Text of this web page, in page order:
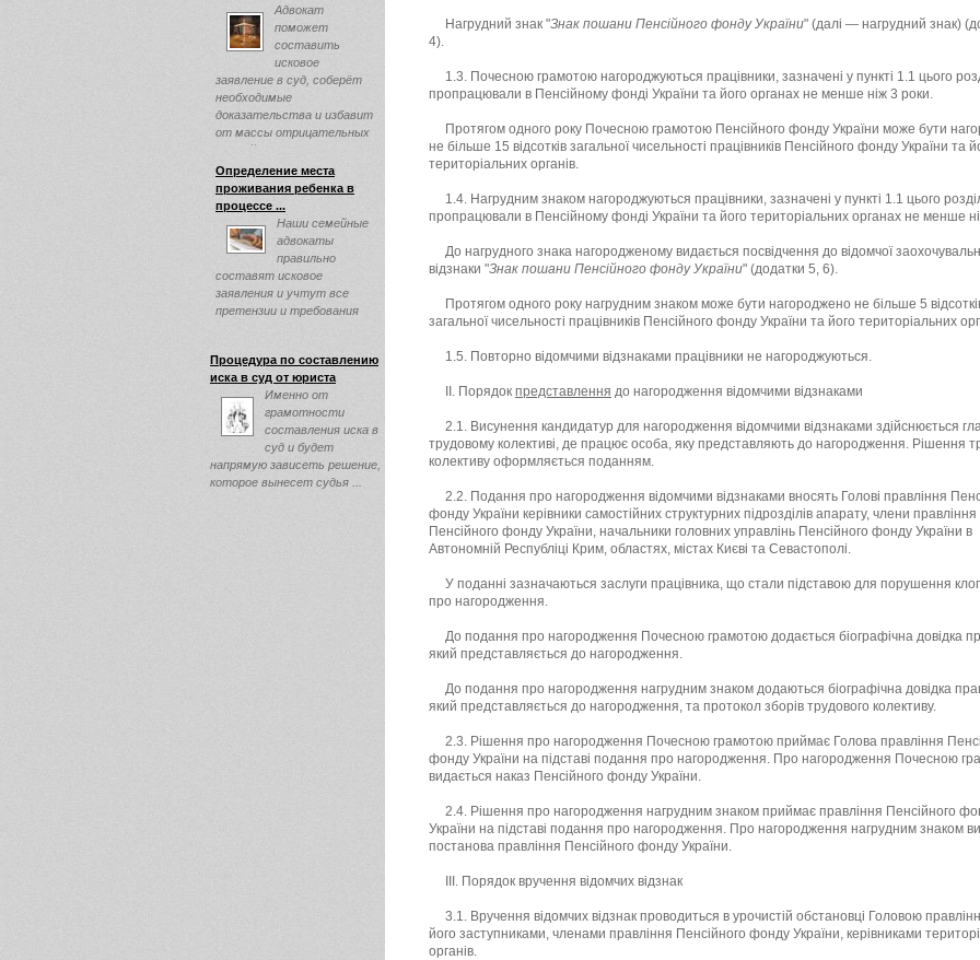
Адвокат
поможет
составить
исковое
заявление в суд, соберёт
необходимые
доказательства и избавит
от массы отрицательных
эмоций ...
Определение места
проживания ребенка в
процессе ...
Наши семейные
адвокаты
правильно
составят исковое
заявления и учтут все
претензии и требования
Процедура по составлению
иска в суд от юриста
Именно от
грамотности
составления иска в
суд и будет
напрямую зависеть решение,
которое вынесет судья ...
Нагрудний знак "Знак пошани Пенсійного фонду України" (далі — нагрудний знак)
4).
1.3. Почесною грамотою нагороджуються працівники, зазначені у пункті 1.1 цього
пропрацювали в Пенсійному фонді України та його органах не менше ніж 3 роки.
Протягом одного року Почесною грамотою Пенсійного фонду України може бути
не більше 15 відсотків загальної чисельності працівників Пенсійного фонду України та
територіальних органів.
1.4. Нагрудним знаком нагороджуються працівники, зазначені у пункті 1.1 цього
пропрацювали в Пенсійному фонді України та його територіальних органах не менше
До нагрудного знака нагородженому видається посвідчення до відомчої
відзнаки "Знак пошани Пенсійного фонду України" (додатки 5, 6).
Протягом одного року нагрудним знаком може бути нагороджено не більше 5
загальної чисельності працівників Пенсійного фонду України та його територіальних
1.5. Повторно відомчими відзнаками працівники не нагороджуються.
ІІ. Порядок представлення до нагородження відомчими відзнаками
2.1. Висунення кандидатур для нагородження відомчими відзнаками здійснюється
трудовому колективі, де працює особа, яку представляють до нагородження. Рішення
колективу оформляється поданням.
2.2. Подання про нагородження відомчими відзнаками вносять Голові правління
фонду України керівники самостійних структурних підрозділів апарату, члени правління
Пенсійного фонду України, начальники головних управлінь Пенсійного фонду України в
Автономній Республіці Крим, областях, містах Києві та Севастополі.
У поданні зазначаються заслуги працівника, що стали підставою для порушення
про нагородження.
До подання про нагородження Почесною грамотою додається біографічна довідка
який представляється до нагородження.
До подання про нагородження нагрудним знаком додаються біографічна довідка
який представляється до нагородження, та протокол зборів трудового колективу.
2.3. Рішення про нагородження Почесною грамотою приймає Голова правління
фонду України на підставі подання про нагородження. Про нагородження Почесною
видається наказ Пенсійного фонду України.
2.4. Рішення про нагородження нагрудним знаком приймає правління Пенсійного
України на підставі подання про нагородження. Про нагородження нагрудним знаком
постанова правління Пенсійного фонду України.
ІІІ. Порядок вручення відомчих відзнак
3.1. Вручення відомчих відзнак проводиться в урочистій обстановці Головою
його заступниками, членами правління Пенсійного фонду України, керівниками
органів.